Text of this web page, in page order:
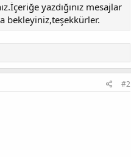
yazdığınız mesajlar
bekleyiniz,teşekkürler.
#2